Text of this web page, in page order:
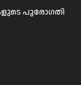
പുരോഗതി